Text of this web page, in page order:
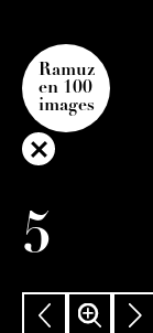
Ramuz
en 100
images
5
PRÉCÉDENTZOOM